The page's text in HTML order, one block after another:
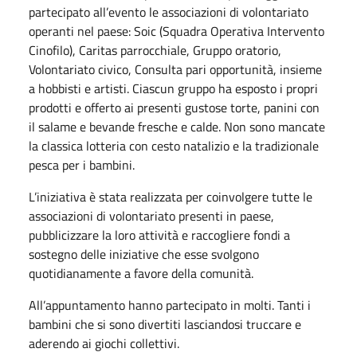
partecipato all’evento le associazioni di volontariato
operanti nel paese: Soic (Squadra Operativa Intervento
Cinofilo), Caritas parrocchiale, Gruppo oratorio,
Volontariato civico, Consulta pari opportunità, insieme
a hobbisti e artisti. Ciascun gruppo ha esposto i propri
prodotti e offerto ai presenti gustose torte, panini con
il salame e bevande fresche e calde. Non sono mancate
la classica lotteria con cesto natalizio e la tradizionale
pesca per i bambini.
L’iniziativa è stata realizzata per coinvolgere tutte le
associazioni di volontariato presenti in paese,
pubblicizzare la loro attività e raccogliere fondi a
sostegno delle iniziative che esse svolgono
quotidianamente a favore della comunità.
All’appuntamento hanno partecipato in molti. Tanti i
bambini che si sono divertiti lasciandosi truccare e
aderendo ai giochi collettivi.